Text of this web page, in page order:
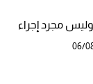
مجرد إجراء
06/